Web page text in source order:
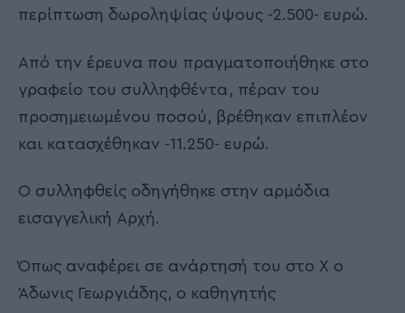
περίπτωση δωροληψίας ύψους -2.500- ευρώ.
Από την έρευνα που πραγματοποιήθηκε στο
γραφείο του συλληφθέντα, πέραν του
προσημειωμένου ποσού, βρέθηκαν επιπλέον
και κατασχέθηκαν -11.250- ευρώ.
Ο συλληφθείς οδηγήθηκε στην αρμόδια
εισαγγελική Αρχή.
Όπως αναφέρει σε ανάρτησή του στο X ο
Άδωνις Γεωργιάδης, ο καθηγητής